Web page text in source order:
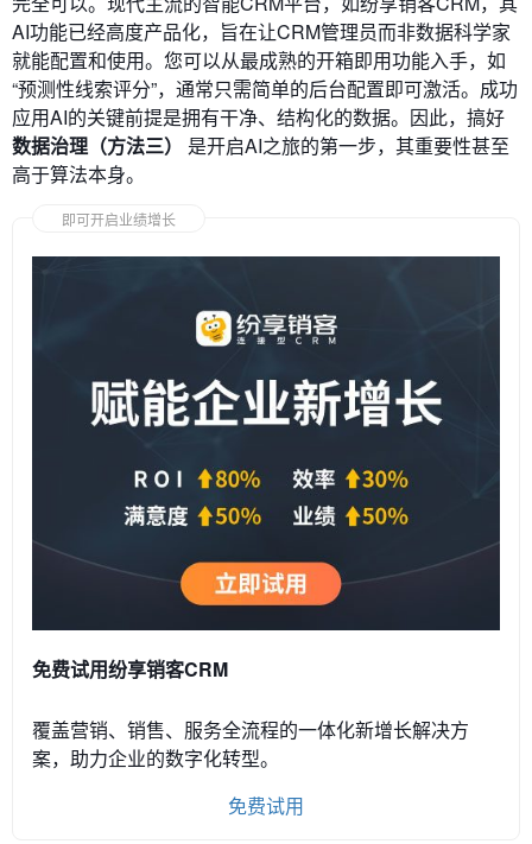
AI功能已经高度产品化，旨在让CRM管理员而非数据科学家
就能配置和使用。您可以从最成熟的开箱即用功能入手，如
“预测性线索评分”，通常只需简单的后台配置即可激活。成功
应用AI的关键前提是拥有干净、结构化的数据。因此，搞好
数据治理（方法三）
是开启AI之旅的第一步，其重要性甚至
高于算法本身。
即可开启业绩增长
免费试用纷享销客CRM
覆盖营销、销售、服务全流程的一体化新增长解决方
案，助力企业的数字化转型。
免费试用